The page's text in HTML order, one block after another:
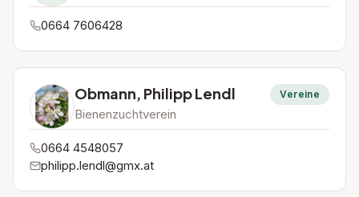
0664 7606428
Obmann, Philipp Lendl
Bienenzuchtverein
Vereine
0664 4548057
philipp.lendl@gmx.at